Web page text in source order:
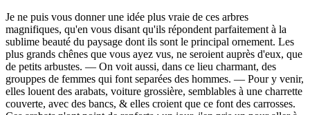
Je ne puis vous donner une idée plus vraie de ces arbres
magnifiques, qu'en vous disant qu'ils répondent parfaitement à la
sublime beauté du paysage dont ils sont le principal ornement. Les
plus grands chênes que vous ayez vus, ne seroient auprès d'eux, que
de petits arbustes. — On voit aussi, dans ce lieu charmant, des
grouppes de femmes qui font separées des hommes. — Pour y venir,
elles louent des arabats, voiture grossière, semblables à une charrette
couverte, avec des bancs, & elles croient que ce font des carrosses.